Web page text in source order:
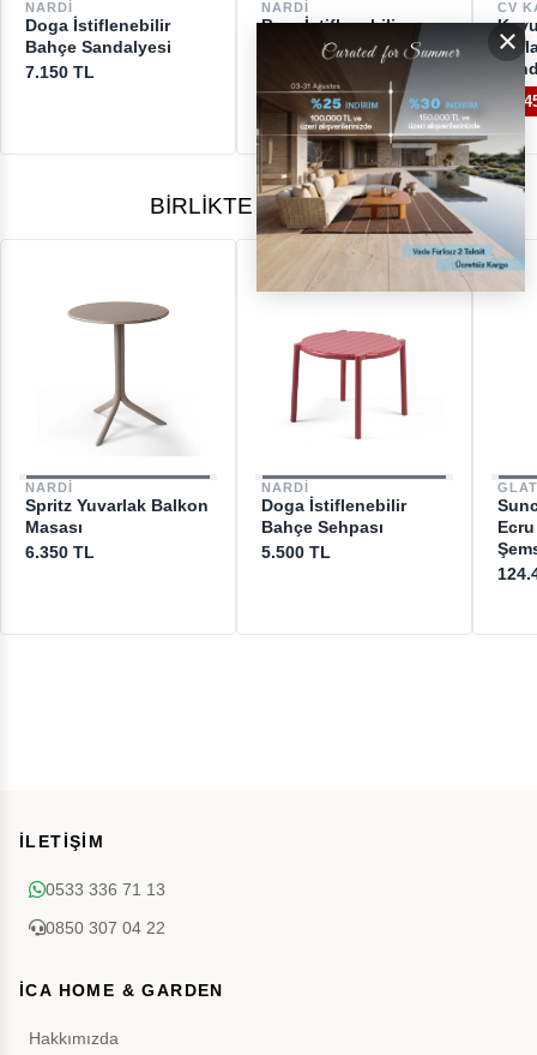
DESTEK
[email protected]
NARDI
Doga İstiflenebilir
Bahçe Sandalyesi
7.150 TL
NARDI
Bora İstiflenebilir
Bahçe Sandalyesi
CV
BIRLIKTE ALINANLAR
NARDI
Spritz Yuvarlak Balkon
Masası
6.350 TL
NARDI
Doga İstiflenebilir
Bahçe Sehpası
5.500 TL
Ecru
×
İLETİŞİM
0533 336 71 13
0850 307 04 22
İCA HOME & GARDEN
Hakkımızda